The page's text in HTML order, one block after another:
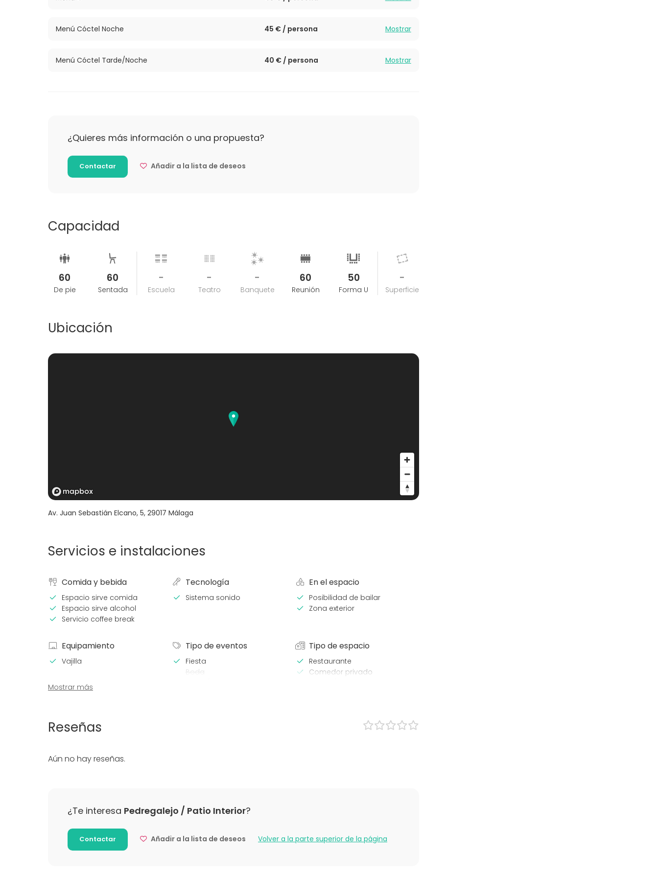
Menú Cóctel Noche 45 € / persona Mostrar
Menú Cóctel Tarde/Noche 40 € / persona Mostrar
¿Quieres más información o una propuesta?
Contactar Añadir a la lista de deseos
Capacidad
60
De pie
60
Sentada
-
Escuela
-
Teatro
-
Banquete
60
Reunión
50
Forma U
-
Superficie
Ubicación
Av. Juan Sebastián Elcano, 5, 29017 Málaga
Servicios e instalaciones
Comida y bebida
Espacio sirve comida
Espacio sirve alcohol
Servicio coffee break
Tecnología
Sistema sonido
En el espacio
Posibilidad de bailar
Zona exterior
Equipamiento
Vajilla
Tipo de eventos
Fiesta
Boda
Tipo de espacio
Restaurante
Comedor privado
Mostrar más
Reseñas
Aún no hay reseñas.
¿Te interesa Pedregalejo / Patio Interior?
Contactar Añadir a la lista de deseos Volver a la parte superior de la página